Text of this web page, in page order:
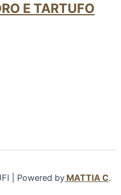
E TARTUFO
| Powered by MATTIA C.